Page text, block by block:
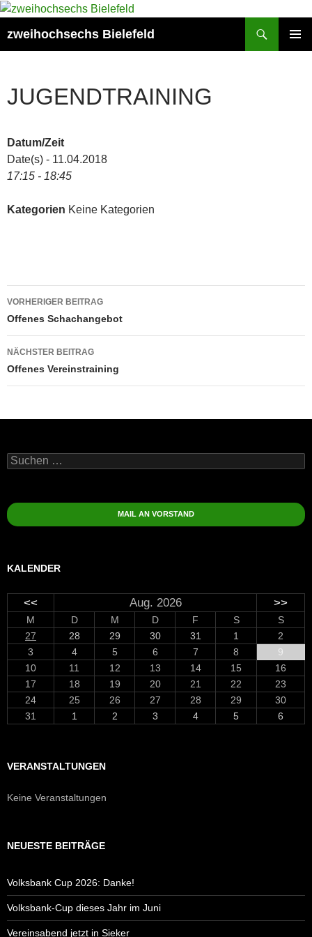
Zum
springen
zweihochsechs Bielefeld
JUGENDTRAINING
Datum/Zeit
Date(s) - 11.04.2018
17:15 - 18:45
Kategorien Keine Kategorien
Beitragsnavigation
VORHERIGER BEITRAG
Offenes Schachangebot
NÄCHSTER BEITRAG
Offenes Vereinstraining
Suchen
nach:
MAIL AN VORSTAND
KALENDER
<< Aug. 2026 >>
M D M D F S
S
27
28 29 30 31 1
2
3
4 5 6 7 8
9
10
11 12 13 14 15
16
17
18 19 20 21 22
23
24
25 26 27 28 29
30
31
1 2 3 4 5 6
VERANSTALTUNGEN
Keine Veranstaltungen
NEUESTE BEITRÄGE
Volksbank Cup 2026: Danke!
Volksbank-Cup dieses Jahr im Juni
Vereinsabend jetzt in Sieker